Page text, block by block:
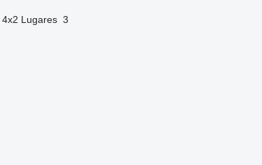
4x2 Lugares 3